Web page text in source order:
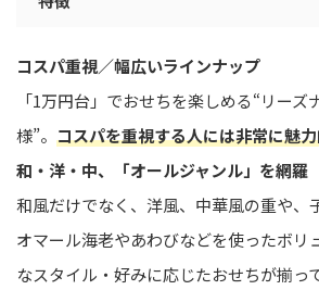
コスパ重視／幅広いラインナップ
「1万円台」でおせちを楽しめる“リー
様”。 コスパを重視する人には非常に魅
和・洋・中、「オールジャンル」を網羅
和風だけでなく、洋風、中華風の重や、
オマール海老やあわびなどを使ったボリ
なスタイル・好みに応じたおせちが揃っ